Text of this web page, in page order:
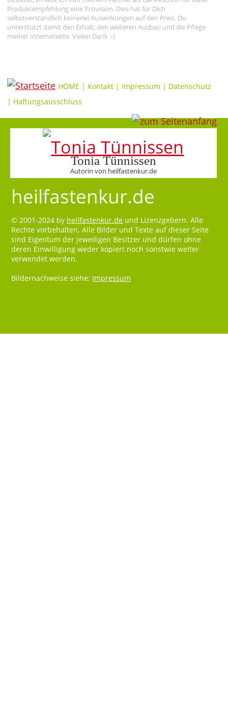
Produktempfehlung eine Provision. Dies hat für Dich
selbstverständlich keinerlei Auswirkungen auf den Preis. Du
unterstützt damit den Erhalt, den weiteren Ausbau und die Pflege
meiner Internetseite. Vielen Dank :-)
HOME | Kontakt | Impressum | Datenschutz
| Haftungsausschluss
Tonia Tünnissen
Autorin von heilfastenkur.de
heilfastenkur.de
© 2001-2024 by heilfastenkur.de und Lizenzgebern. Alle
Rechte vorbehalten. Alle Bilder und Texte auf dieser Seite
sind Eigentum der jeweiligen Besitzer und dürfen ohne
deren Einwilligung weder kopiert noch sonstwie weiter
verwendet werden.
Bildernachweise siehe: Impressum